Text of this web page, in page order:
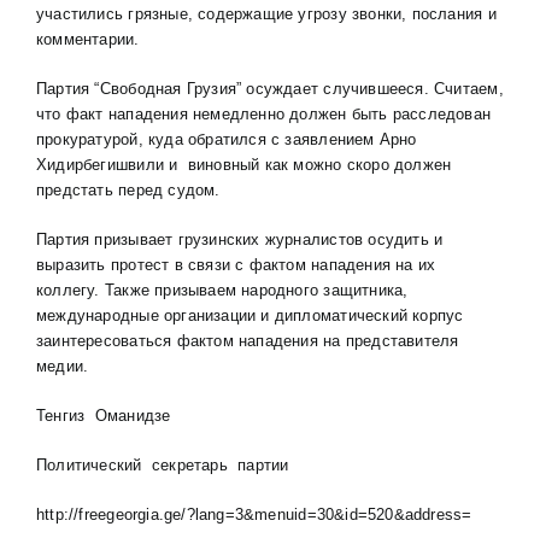
участились грязные, содержащие угрозу звонки, послания и
комментарии.
Партия “Свободная Грузия” осуждает случившееся. Считаем,
что факт нападения немедленно должен быть расследован
прокуратурой, куда обратился с заявлением Арно
Хидирбегишвили и виновный как можно скоро должен
предстать перед судом.
Партия призывает грузинских журналистов осудить и
выразить протест в связи с фактом нападения на их
коллегу. Также призываем народного защитника,
международные организации и дипломатический корпус
заинтересоваться фактом нападения на представителя
медии.
Тенгиз Оманидзе
Политический секретарь партии
http://freegeorgia.ge/?lang=3&menuid=30&id=520&address=